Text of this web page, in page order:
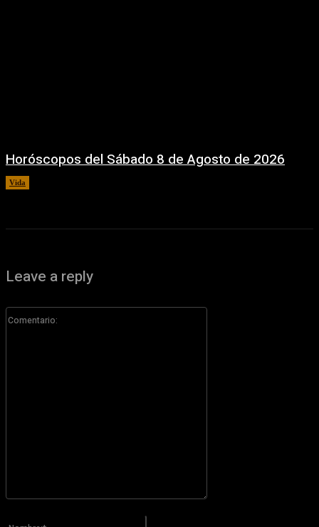
Horóscopos del Sábado 8 de Agosto de 2026
Vida
Leave a reply
Comentario:
Nombre:*